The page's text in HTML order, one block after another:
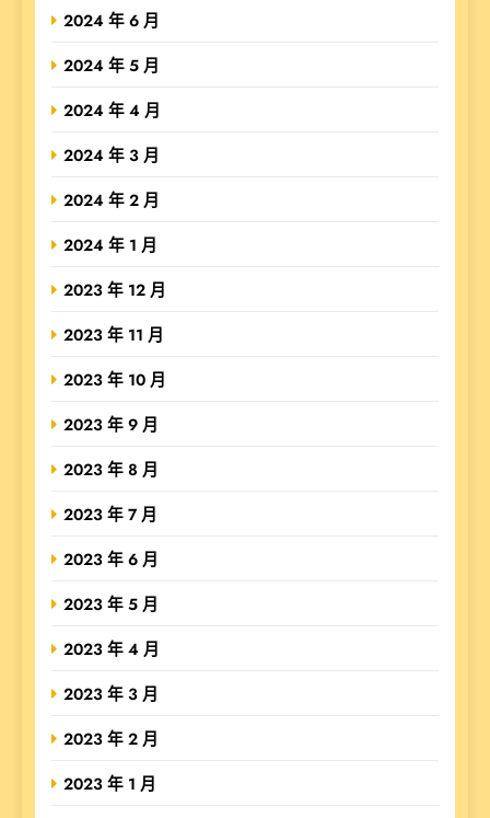
2024 年 6 月
2024 年 5 月
2024 年 4 月
2024 年 3 月
2024 年 2 月
2024 年 1 月
2023 年 12 月
2023 年 11 月
2023 年 10 月
2023 年 9 月
2023 年 8 月
2023 年 7 月
2023 年 6 月
2023 年 5 月
2023 年 4 月
2023 年 3 月
2023 年 2 月
2023 年 1 月